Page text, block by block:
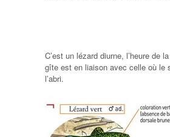
C’est un lézard diurne, l’heure de
gîte est en liaison avec celle où le
l’abri.